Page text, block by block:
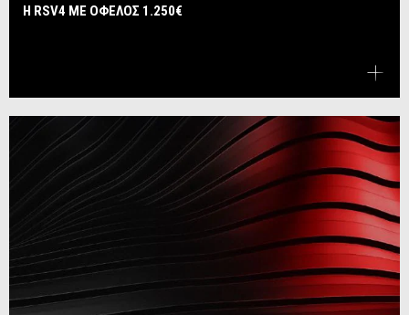
Η RSV4 ΜΕ ΟΦΕΛΟΣ 1.250€